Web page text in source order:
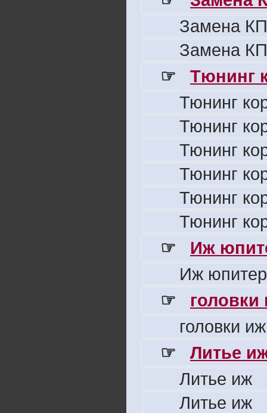
Замена
Замена
☞
Тюнинг
Тюнинг
Тюнинг
Тюнинг
Тюнинг
Тюнинг
Тюнинг
☞
Иж
Иж
☞
головки
☞
Литье
Литье иж
Литье иж